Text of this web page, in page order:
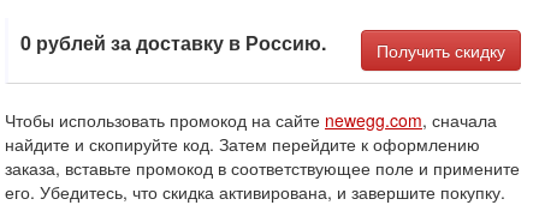
0 рублей за доставку в Россию. Получить скидку
Чтобы использовать промокод на сайте newegg.com, сначала
найдите и скопируйте код. Затем перейдите к оформлению
заказа, вставьте промокод в соответствующее поле и примените
его. Убедитесь, что скидка активирована, и завершите покупку.